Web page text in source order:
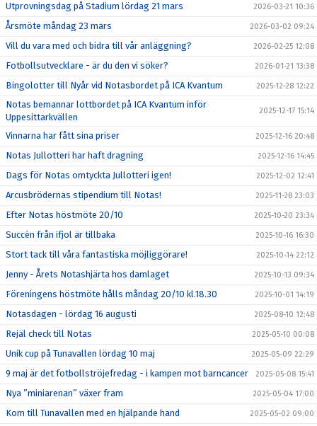
Utprovningsdag på Stadium lördag 21 mars 2026-03-21 10:36
Årsmöte måndag 23 mars 2026-03-02 09:24
Vill du vara med och bidra till vår anläggning? 2026-02-25 12:08
Fotbollsutvecklare - är du den vi söker? 2026-01-21 13:38
Bingolotter till Nyår vid Notasbordet på ICA Kvantum 2025-12-28 12:22
Notas bemannar lottbordet på ICA Kvantum inför
Uppesittarkvällen
2025-12-17 15:14
Vinnarna har fått sina priser 2025-12-16 20:48
Notas Jullotteri har haft dragning 2025-12-16 14:45
Dags för Notas omtyckta Jullotteri igen! 2025-12-02 12:41
Arcusbrödernas stipendium till Notas! 2025-11-28 23:03
Efter Notas höstmöte 20/10 2025-10-20 23:34
Succén från ifjol är tillbaka 2025-10-16 16:30
Stort tack till våra fantastiska möjliggörare! 2025-10-14 22:12
Jenny - Årets Notashjärta hos damlaget 2025-10-13 09:34
Föreningens höstmöte hålls måndag 20/10 kl.18.30 2025-10-01 14:19
Notasdagen - lördag 16 augusti 2025-08-10 12:48
Rejäl check till Notas 2025-05-10 00:08
Unik cup på Tunavallen lördag 10 maj 2025-05-09 22:29
9 maj är det fotbollströjefredag - i kampen mot barncancer 2025-05-08 15:41
Nya ”miniarenan” växer fram 2025-05-04 17:00
Kom till Tunavallen med en hjälpande hand 2025-05-02 09:00